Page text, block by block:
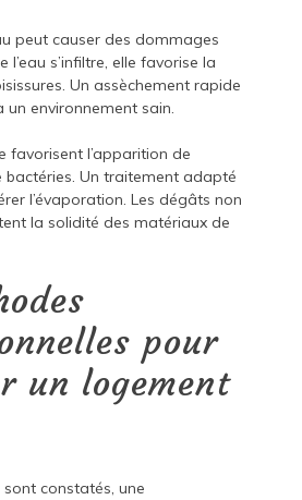
peut causer des dommages
s’infiltre, elle favorise la
Un assèchement rapide
environnement sain.
favorisent l’apparition de
Un traitement adapté
l’évaporation. Les dégâts non
la solidité des matériaux de
pour
un logement
constatés, une